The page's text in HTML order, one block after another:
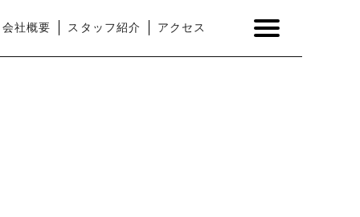
会社概要 スタッフ紹介 アクセス